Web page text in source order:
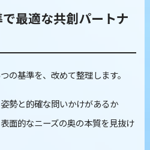
最適な共創パートナ
の基準を、改めて整理します。
勢と的確な問いかけがあるか
面的なニーズの奥の本質を見抜け